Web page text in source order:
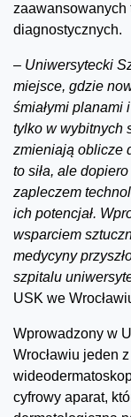
zaawansowanych
diagnostycznych.
– Uniwersytecki
miejsce, gdzie
śmiałymi planami
tylko w wybitnych
zmieniają oblicze
to siła, ale
zapleczem
ich potencjał.
wsparciem
medycyny
szpitalu
USK we
Wprowadzony w
Wrocławiu jeden
cyfrowy aparat,